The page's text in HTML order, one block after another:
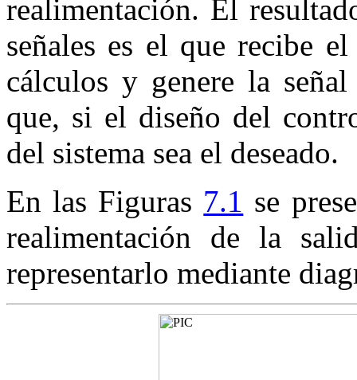
realimentación. El
señales es el que recibe
cálculos y genere la
que, si el diseño del
del sistema sea el deseado.
En las Figuras 7.1 se
realimentación de la
representarlo mediante